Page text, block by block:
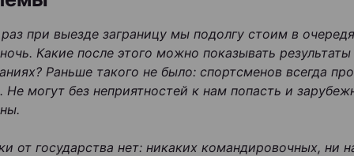
при выезде заграницу мы подолгу стоим в
Какие после этого можно показывать результаты
Раньше такого не было: спортсменов всегда
Не могут без неприятностей к нам попасть и
от государства нет: никаких командировочных, ни